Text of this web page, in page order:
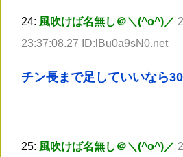
24: 風吹けば名無し＠＼(^o^)／
23:37:08.27 ID:lBu0a9sN0.net
チン長まで足していいなら
25: 風吹けば名無し＠＼(^o^)／